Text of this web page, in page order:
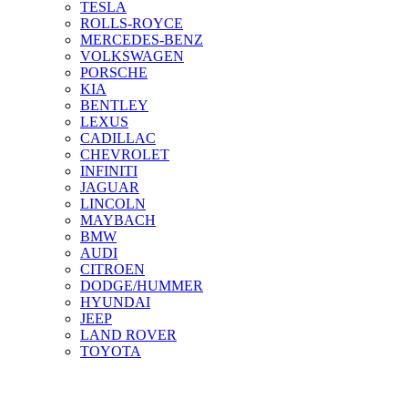
TESLA
ROLLS-ROYCE
MERCEDES-BENZ
VOLKSWAGEN
PORSCHE
KIA
BENTLEY
LEXUS
CADILLAC
CHEVROLET
INFINITI
JAGUAR
LINCOLN
MAYBACH
BMW
AUDI
CITROEN
DODGE/HUMMER
HYUNDAI
JEEP
LAND ROVER
TOYOTA